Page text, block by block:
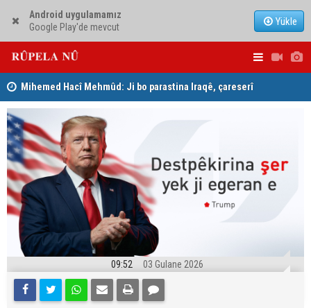
Android uygulamamız
Google Play'de mevcut
Yükle
Mihemed Hacî Mehmûd: Ji bo parastina Iraqê, çareserî
sîstema konfederalî ye
09:52 03 Gulane 2026